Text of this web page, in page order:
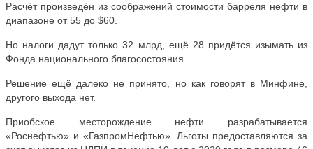
Расчёт произведён из соображений стоимости барреля нефти в
диапазоне от 55 до $60.
Но налоги дадут только 32 млрд, ещё 28 придётся изымать из
Фонда национального благосостояния.
Решение ещё далеко не принято, но как говорят в Минфине,
другого выхода нет.
Приобское месторождение нефти разрабатывается
«Роснефтью» и «ГазпромНефтью». Льготы предоставляются за